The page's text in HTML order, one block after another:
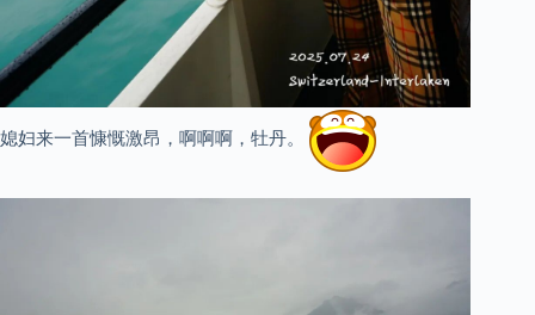
媳妇来一首慷慨激昂，啊啊啊，牡丹。